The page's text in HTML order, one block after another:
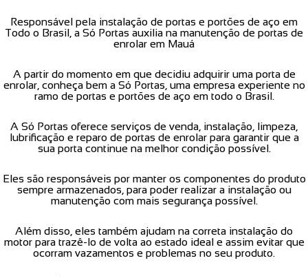
Responsável pela instalação de portas e portões de aço em
Todo o Brasil, a Só Portas auxilia na manutenção de portas de
enrolar em Mauá
A partir do momento em que decidiu adquirir uma porta de
enrolar, conheça bem a Só Portas, uma empresa experiente no
ramo de portas e portões de aço em todo o Brasil.
A Só Portas oferece serviços de venda, instalação, limpeza,
lubrificação e reparo de portas de enrolar para garantir que a
sua porta continue na melhor condição possível.
Eles são responsáveis por manter os componentes do produto
sempre armazenados, para poder realizar a instalação ou
manutenção com mais segurança possível.
Além disso, eles também ajudam na correta instalação do
motor para trazê-lo de volta ao estado ideal e assim evitar que
ocorram vazamentos e problemas no seu produto.